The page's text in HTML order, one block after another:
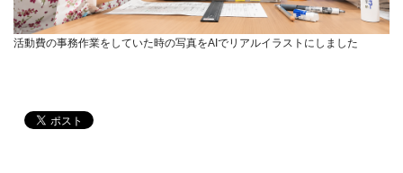
活動費の事務作業をしていた時の写真をAIでリアルイラストにしました